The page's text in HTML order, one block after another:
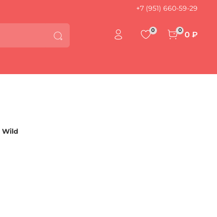
+7 (951) 660-59-29
0 0 0 ₽
Wild